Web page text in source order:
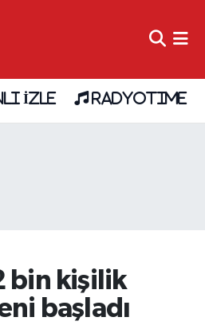
İZLE RADYOTIME
bin kişilik
başladı